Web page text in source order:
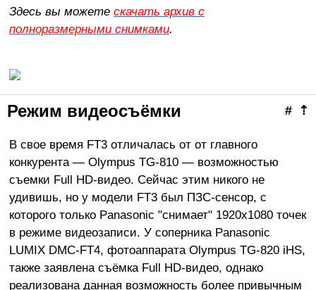
Здесь вы можете скачать архив с
полноразмерными снимками.
⇡
#
Режим видеосъёмки
В свое время FT3 отличалась от от главного
конкурента — Olympus TG-810 — возможностью
съемки Full HD-видео. Сейчас этим никого не
удивишь, но у модели FT3 был ПЗС-сенсор, с
которого только Panasonic "снимает" 1920х1080 точек
в режиме видеозаписи. У соперника Panasonic
LUMIX DMC-FT4, фотоаппарата Olympus TG-820 iHS,
также заявлена съёмка Full HD-видео, однако
реализована данная возможность более привычным